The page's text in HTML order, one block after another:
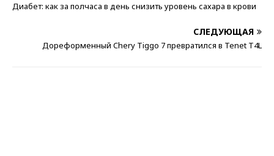
Диабет: как за полчаса в день снизить уровень сахара в крови
СЛЕДУЮЩАЯ
Дореформенный Chery Tiggo 7 превратился в Tenet T4L